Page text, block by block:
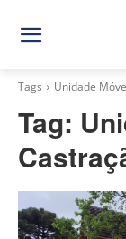
Tags Unidade
Tag: